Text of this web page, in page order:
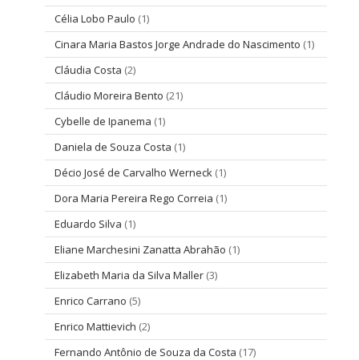
Célia Lobo Paulo (1)
Cinara Maria Bastos Jorge Andrade do Nascimento (1)
Cláudia Costa (2)
Cláudio Moreira Bento (21)
Cybelle de Ipanema (1)
Daniela de Souza Costa (1)
Décio José de Carvalho Werneck (1)
Dora Maria Pereira Rego Correia (1)
Eduardo Silva (1)
Eliane Marchesini Zanatta Abrahão (1)
Elizabeth Maria da Silva Maller (3)
Enrico Carrano (5)
Enrico Mattievich (2)
Fernando Antônio de Souza da Costa (17)